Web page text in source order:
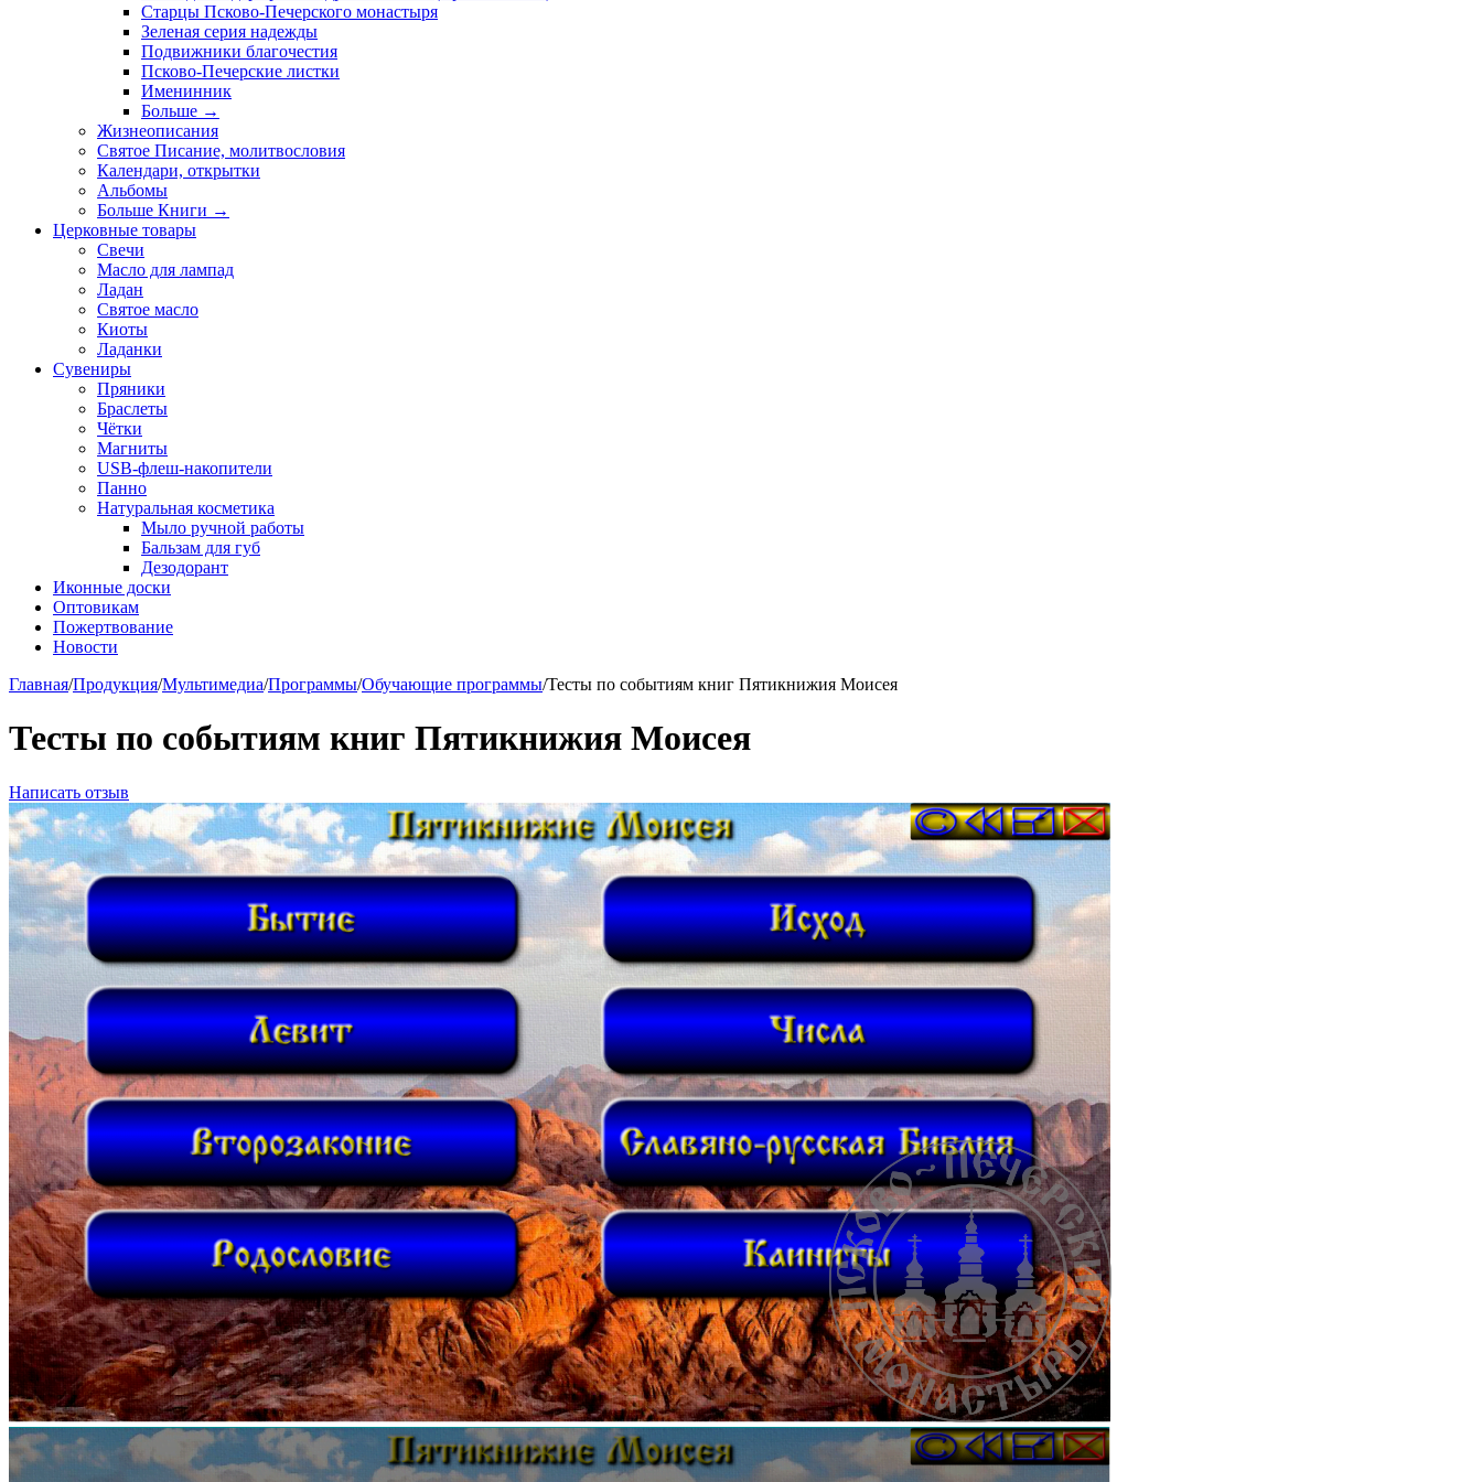
Старцы Псково-Печерского монастыря
Зеленая серия надежды
Подвижники благочестия
Псково-Печерские листки
Именинник
Больше →
Жизнеописания
Святое Писание, молитвословия
Календари, открытки
Альбомы
Больше Книги →
Церковные товары
Свечи
Масло для лампад
Ладан
Святое масло
Киоты
Ладанки
Сувениры
Пряники
Браслеты
Чётки
Магниты
USB-флеш-накопители
Панно
Натуральная косметика
Мыло ручной работы
Бальзам для губ
Дезодорант
Иконные доски
Оптовикам
Пожертвование
Новости
Главная/Продукция/Мультимедиа/Программы/Обучающие программы/Тесты по событиям книг Пятикнижия Моисея
Тесты по событиям книг Пятикнижия Моисея
Написать отзыв